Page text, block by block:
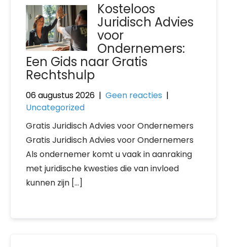
Kosteloos
Juridisch Advies
voor
Ondernemers:
Een Gids naar Gratis
Rechtshulp
06 augustus 2026 | Geen reacties |
Uncategorized
Gratis Juridisch Advies voor Ondernemers
Gratis Juridisch Advies voor Ondernemers
Als ondernemer komt u vaak in aanraking
met juridische kwesties die van invloed
kunnen zijn […]